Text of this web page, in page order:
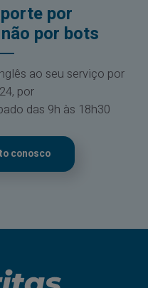
por
por bots
ao seu serviço por
por
das 9h às 18h30
conosco